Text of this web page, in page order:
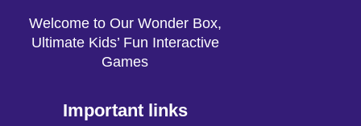
Welcome to Our Wonder Box,
Ultimate Kids’ Fun Interactive
Games
Important links